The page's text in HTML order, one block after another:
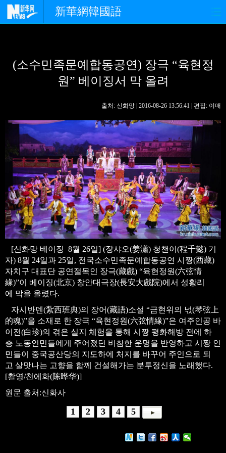
新華網韓國語
경제 사회 포토
핫 TV
생생 중국어
(소수민족문예합동공연) 장극 “육현정
원” 베이징서 막 올려
출처: 신화망 | 2016-08-26 13:56:41 | 편집: 이매
[신화망 베이징 8월 26일] (쟝샤오(姜瀟) 청챈이(程千懿) 기
자) 8월 24일과 25일, 전국소수민족문예합동공연 시짱(西藏)
자치구 대표단 공연절목인 장극(藏戲) “육현정원(六弦情
緣)”이 베이징(北京) 창안대극장(長安大戲院)에서 성황리
에 막을 올렸다.
자시반덴(紮西班典)의 장어(藏語)소설 “금현위의 넋(琴弦上
的魂)”을 소재로 한 장극 “육현정원(六弦情緣)”은 여주인공 바
이전(白珍)의 겪은 실지 체험을 통해 시짱 평화해방 전에 하
층 노동인민들에게 주어졌던 비참한 운명을 반영하고 시짱 인
민들이 중국공산당의 지도하에 처지를 바꾸어 주인으로 되
고 살맛나는 고향을 함께 건설해가는 분투정신을 노래했다.
[촬영/천에화(陈晔华)]
원문 출처:신화사
1 2 3 4 5